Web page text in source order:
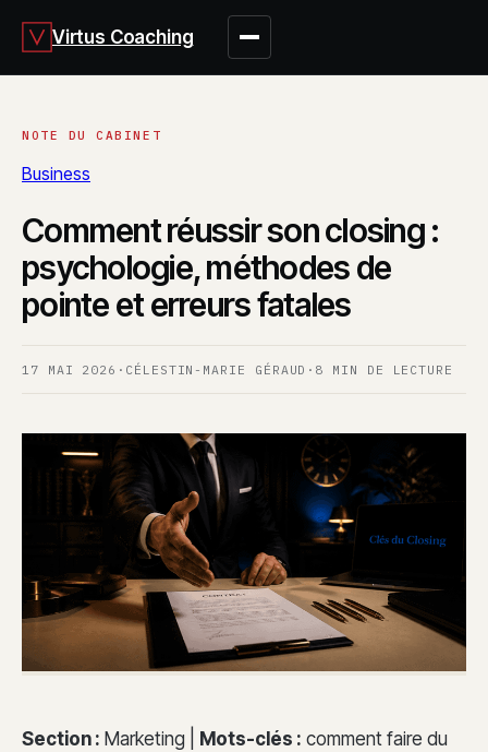
Virtus Coaching
Business
Comment réussir son closing :
psychologie, méthodes de
pointe et erreurs fatales
17 MAI 2026 · CÉLESTIN-MARIE GÉRAUD · 8 MIN DE LECTURE
Section : Marketing | Mots-clés : comment faire du